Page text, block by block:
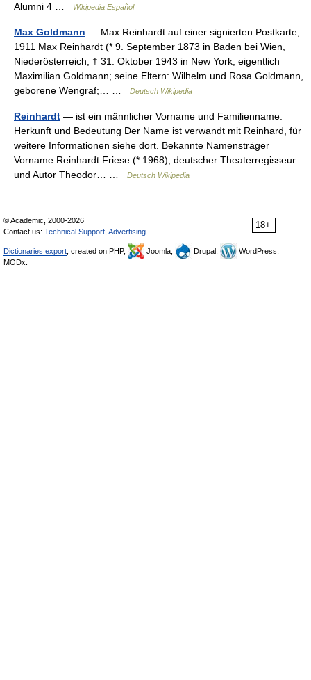
Alumni 4 …
Wikipedia Español
Max Goldmann — Max Reinhardt auf einer signierten Postkarte,
1911 Max Reinhardt (* 9. September 1873 in Baden bei Wien,
Niederösterreich; † 31. Oktober 1943 in New York; eigentlich
Maximilian Goldmann; seine Eltern: Wilhelm und Rosa Goldmann,
geborene Wengraf;… …
Deutsch Wikipedia
Reinhardt — ist ein männlicher Vorname und Familienname.
Herkunft und Bedeutung Der Name ist verwandt mit Reinhard, für
weitere Informationen siehe dort. Bekannte Namensträger
Vorname Reinhardt Friese (* 1968), deutscher Theaterregisseur
und Autor Theodor… …
Deutsch Wikipedia
18+
© Academic, 2000-2026
Contact us: Technical Support Advertising
Dictionaries export , created on PHP, Joomla, Drupal,
WordPress,
MODx.